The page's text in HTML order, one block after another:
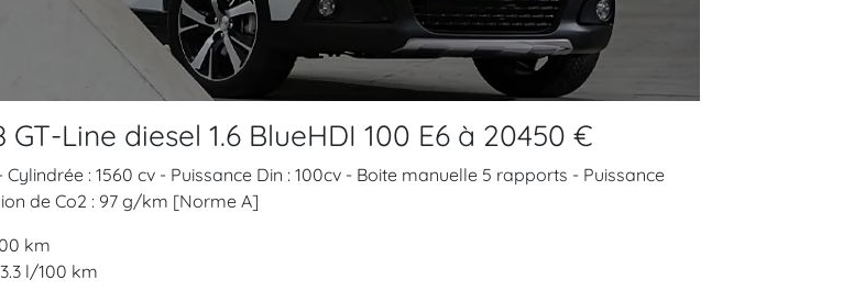
Line diesel 1.6 BlueHDI 100 E6 à 20450 €
: 1560 cv - Puissance Din : 100cv - Boite manuelle 5 rapports - Puissance
de Co2 : 97 g/km [Norme A]
km
l/100 km